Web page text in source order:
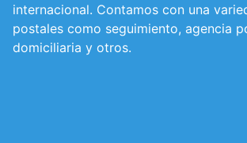
internacional. Contamos con una
postales como seguimiento, agencia
domiciliaria y otros.